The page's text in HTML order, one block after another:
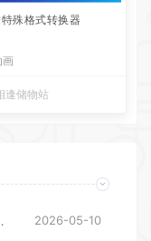
殊格式转换器
画
逢储物站
使用说明 2026-05-10